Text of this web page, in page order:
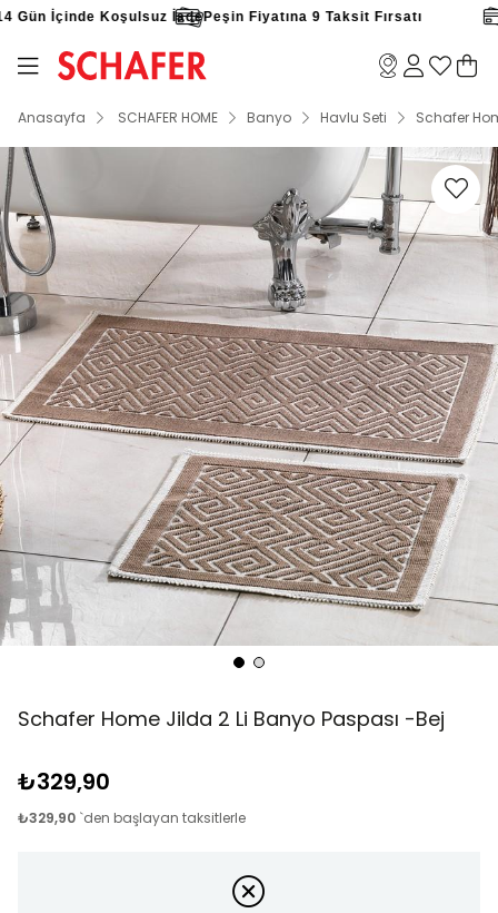
Gün İçinde Koşulsuz İadePeşin Fiyatına 9 Taksit Fırsatı
Anasayfa SCHAFER HOME Banyo Havlu Seti Schafer
Schafer Home Jilda 2 Li Banyo Paspası -Bej
₺329,90
₺329,90 `den başlayan taksitlerle